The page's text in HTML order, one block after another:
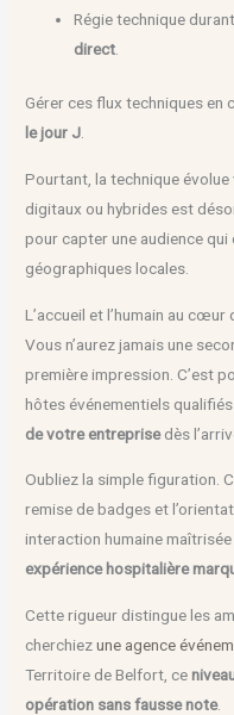
Régie technique
direct
Gérer ces flux techniques en
le jour J.
Pourtant, la technique
digitaux ou hybrides est
pour capter une audience
géographiques locales.
L’accueil et l’humain au
Vous n’aurez jamais une
première impression. C’est
hôtes événementiels
de votre entreprisedès
Oubliez la simple figuration.
remise de badges et
interaction humaine
expérience hospitalière
Cette rigueur distingue les
cherchiezune agence
Territoire de Belfort, ce
opération sans fausse note.